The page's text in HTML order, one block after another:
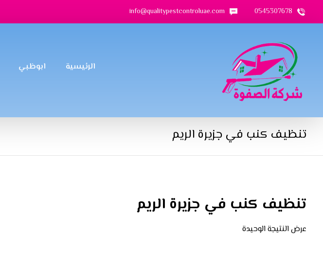
0545307678
info@qualitypestcontroluae.com
الرئيسية ابوظبي
تنظيف كنب في جزيرة الريم
تنظيف كنب في جزيرة الريم
عرض النتيجة الوحيدة